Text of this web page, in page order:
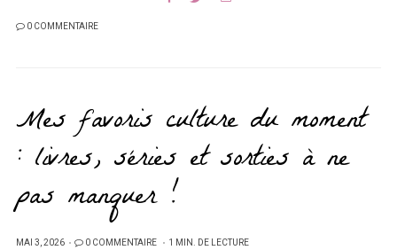
0 COMMENTAIRE
Mes favoris culture du moment
: livres, séries et sorties à ne
pas manquer !
PUBLIÉ
MAI 3, 2026 0 COMMENTAIRE 1 MIN. DE LECTURE